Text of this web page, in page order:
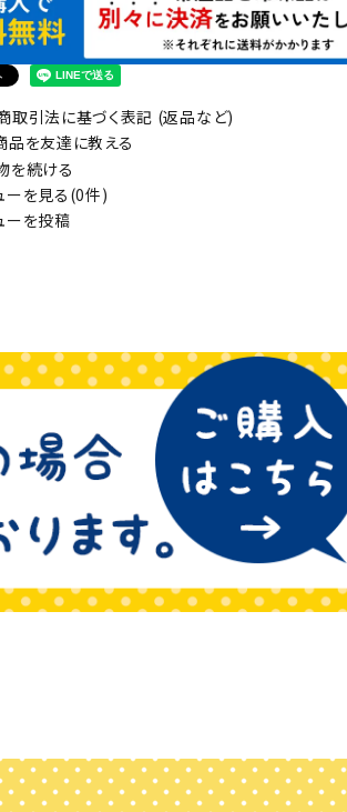
取引法に基づく表記 (返品など)
品を友達に教える
を続ける
ーを見る(0件)
ーを投稿